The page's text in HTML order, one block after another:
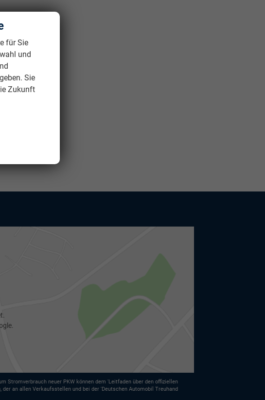
Stromverbrauch neuer PKW können dem 'Leitfaden über den offiziellen
an allen Verkaufsstellen und bei der 'Deutschen Automobil Treuhand
für Sie
und
Sie
Zukunft